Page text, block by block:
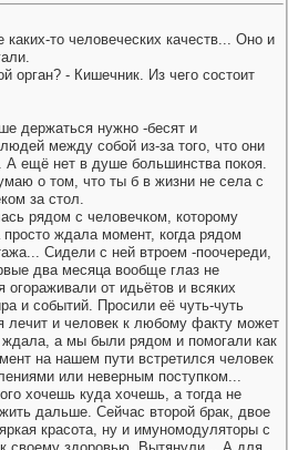
каких-то человеческих качеств... Оно и
орган? - Кишечник. Из чего состоит
держаться нужно -бесят и
между собой из-за того, что они
А ещё нет в душе большинства покоя.
о том, что ты б в жизни не села с
за стол.
рядом с человечком, которому
просто ждала момент, когда рядом
Сидели с ней втроем -поочереди,
два месяца вообще глаз не
от идьётов и всяких
и событий. Просили её чуть-чуть
лечит и человек к любому факту может
а мы были рядом и помогали как
на нашем пути встретился человек
или неверным поступком...
хочешь куда хочешь, а тогда не
дальше. Сейчас второй брак, двое
красота, ну и имуномодуляторы с